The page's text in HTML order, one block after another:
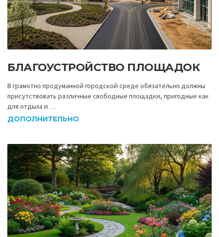
БЛАГОУСТРОЙСТВО ПЛОЩАДОК
В грамотно продуманной городской среде обязательно должны
присутствовать различные свободные площадки, пригодные как
для отдыха и …
ДОПОЛНИТЕЛЬНО